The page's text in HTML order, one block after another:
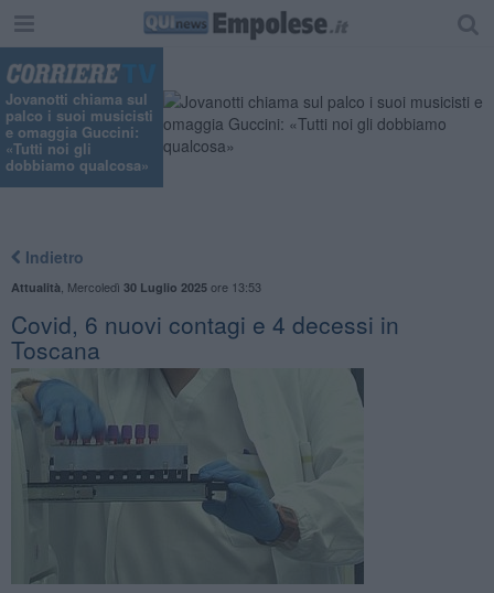
Jovanotti chiama sul
palco i suoi musicisti
e omaggia Guccini:
«Tutti noi gli
dobbiamo qualcosa»
Indietro
Attualità Mercoledì 30 Luglio 2025ore 13:53
Covid, 6 nuovi contagi e 4 decessi in
Toscana